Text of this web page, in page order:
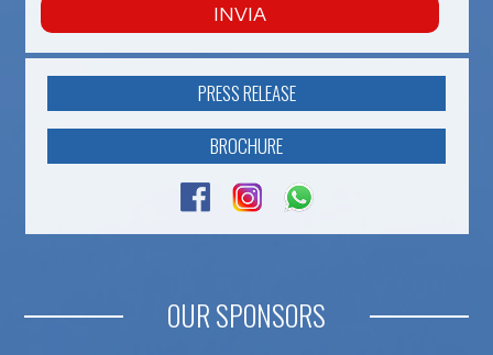
INVIA
PRESS RELEASE
BROCHURE
OUR SPONSORS